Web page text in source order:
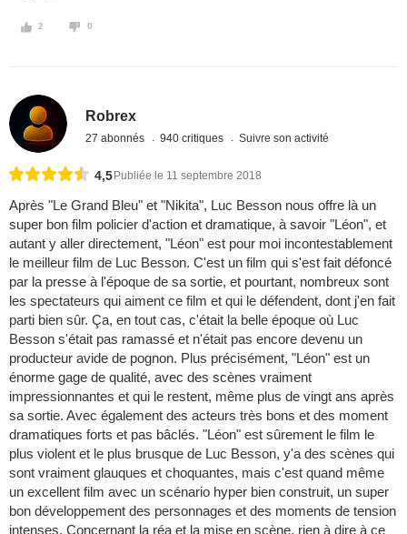
2 0
Robrex
27 abonnés 940 critiques Suivre son activité
4,5 Publiée le 11 septembre 2018
Après "Le Grand Bleu" et "Nikita", Luc Besson nous offre là un
super bon film policier d'action et dramatique, à savoir "Léon", et
autant y aller directement, "Léon" est pour moi incontestablement
le meilleur film de Luc Besson. C'est un film qui s'est fait défoncé
par la presse à l'époque de sa sortie, et pourtant, nombreux sont
les spectateurs qui aiment ce film et qui le défendent, dont j'en fait
parti bien sûr. Ça, en tout cas, c'était la belle époque où Luc
Besson s'était pas ramassé et n'était pas encore devenu un
producteur avide de pognon. Plus précisément, "Léon" est un
énorme gage de qualité, avec des scènes vraiment
impressionnantes et qui le restent, même plus de vingt ans après
sa sortie. Avec également des acteurs très bons et des moment
dramatiques forts et pas bâclés. "Léon" est sûrement le film le
plus violent et le plus brusque de Luc Besson, y'a des scènes qui
sont vraiment glauques et choquantes, mais c'est quand même
un excellent film avec un scénario hyper bien construit, un super
bon développement des personnages et des moments de tension
intenses. Concernant la réa et la mise en scène, rien à dire à ce